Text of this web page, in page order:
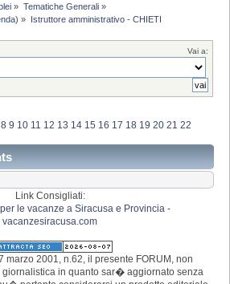
» Tematiche Generali»
) » Istruttore amministrativo - CHIETI
Vai a:
8 9 10 11 12 13 14 15 16 17 18 19 20 21 22
Link Consigliati:
le vacanze a Siracusa e Provincia -
vacanzesiracusa.com
marzo 2001, n.62, il presente FORUM, non
giornalistica in quanto sar� aggiornato senza